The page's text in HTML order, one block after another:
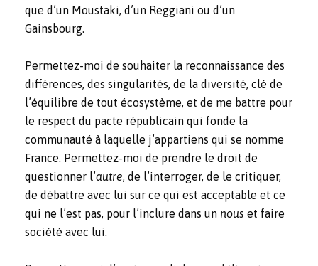
que d’un Moustaki, d’un Reggiani ou d’un
Gainsbourg.
Permettez-moi de souhaiter la reconnaissance des
différences, des singularités, de la diversité, clé de
l’équilibre de tout écosystème, et de me battre pour
le respect du pacte républicain qui fonde la
communauté à laquelle j’appartiens qui se nomme
France. Permettez-moi de prendre le droit de
questionner l’autre, de l’interroger, de le critiquer,
de débattre avec lui sur ce qui est acceptable et ce
qui ne l’est pas, pour l’inclure dans un nous et faire
société avec lui.